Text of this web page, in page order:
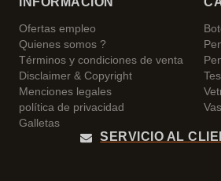
Ofertas empleo
Quienes somos ?
Términos y condiciones de venta
Disclaimer & Copyright
Menciones legales
política de privacidad
Galletas
SERVICIO AL